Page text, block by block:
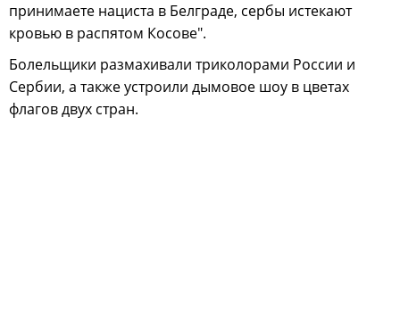
принимаете нациста в Белграде, сербы истекают
кровью в распятом Косове".
Болельщики размахивали триколорами России и
Сербии, а также устроили дымовое шоу в цветах
флагов двух стран.